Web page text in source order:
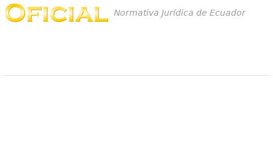
Normativa Jurídica de Ecuador